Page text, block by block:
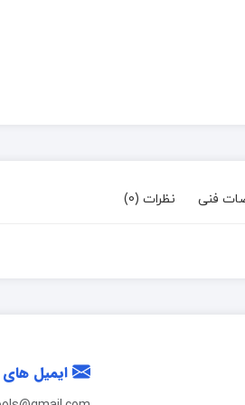
فنی نظرات (0)
ایمیل